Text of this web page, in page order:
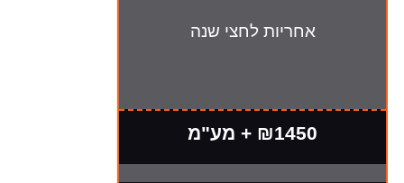
אחריות לחצי שנה
₪1450 + מע"מ